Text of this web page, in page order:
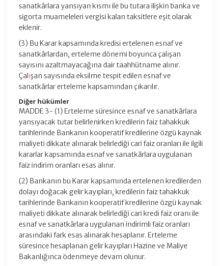
sanatkârlara yansıyan kısmı ile bu tutara ilişkin banka ve
sigorta muameleleri vergisi kalan taksitlere eşit olarak
eklenir.
(3) Bu Karar kapsamında kredisi ertelenen esnaf ve
sanatkârlardan, erteleme dönemi boyunca çalışan
sayısını azaltmayacağına dair taahhütname alınır.
Çalışan sayısında eksilme tespit edilen esnaf ve
sanatkârlar erteleme kapsamından çıkarılır.
Diğer hükümler
MADDE 3- (1) Erteleme süresince esnaf ve sanatkârlara
yansıyacak tutar belirlenirken kredilerin faiz tahakkuk
tarihlerinde Bankanın kooperatif kredilerine özgü kaynak
maliyeti dikkate alınarak belirlediği cari faiz oranları ile ilgili
kararlar kapsamında esnaf ve sanatkârlara uygulanan
faiz indirim oranları esas alınır.
(2) Bankanın bu Karar kapsamında ertelenen kredilerden
dolayı doğacak gelir kayıpları, kredilerin faiz tahakkuk
tarihlerinde Bankanın kooperatif kredilerine özgü kaynak
maliyeti dikkate alınarak belirlediği cari kredi faiz oranı ile
esnaf ve sanatkârlara uygulanan indirimli faiz oranları
arasındaki fark esas alınarak hesaplanır. Erteleme
süresince hesaplanan gelir kayıpları Hazine ve Maliye
Bakanlığınca ödenmeye devam olunur.